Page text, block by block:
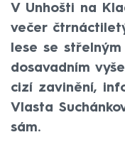
V Unhošti na
večer
lese se
dosavadním
cizí zavinění,
Vlasta
sám.